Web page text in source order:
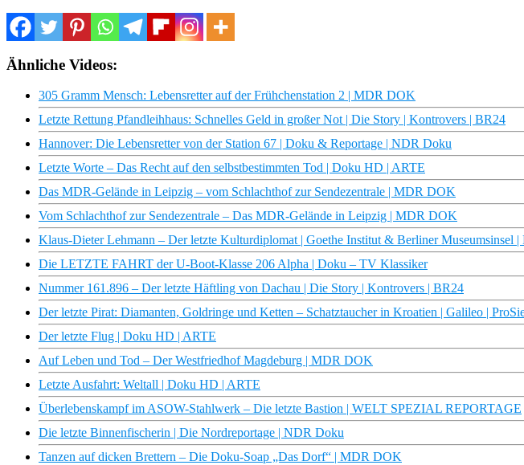
Ähnliche Videos:
305 Gramm Mensch: Lebensretter auf der Frühchenstation 2 | MDR DOK
Letzte Rettung Pfandleihhaus: Schnelles Geld in großer Not | Die Story | Kontrovers | BR24
Hannover: Die Lebensretter von der Station 67 | Doku & Reportage | NDR Doku
Letzte Worte – Das Recht auf den selbstbestimmten Tod | Doku HD | ARTE
Das MDR-Gelände in Leipzig – vom Schlachthof zur Sendezentrale | MDR DOK
Vom Schlachthof zur Sendezentrale – Das MDR-Gelände in Leipzig | MDR DOK
Klaus-Dieter Lehmann – Der letzte Kulturdiplomat | Goethe Institut & Berliner Museumsinsel
Die LETZTE FAHRT der U-Boot-Klasse 206 Alpha | Doku – TV Klassiker
Nummer 161.896 – Der letzte Häftling von Dachau | Die Story | Kontrovers | BR24
Der letzte Pirat: Diamanten, Goldringe und Ketten – Schatztaucher in Kroatien | Galileo |
Der letzte Flug | Doku HD | ARTE
Auf Leben und Tod – Der Westfriedhof Magdeburg | MDR DOK
Letzte Ausfahrt: Weltall | Doku HD | ARTE
Überlebenskampf im ASOW-Stahlwerk – Die letzte Bastion | WELT SPEZIAL REPORTAGE
Die letzte Binnenfischerin | Die Nordreportage | NDR Doku
Tanzen auf dicken Brettern – Die Doku-Soap „Das Dorf“ | MDR DOK